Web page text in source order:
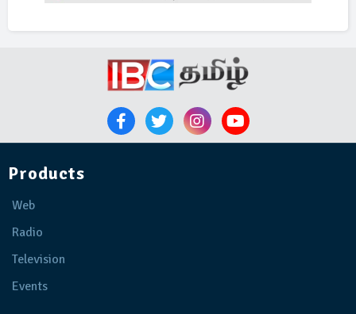
Products
Web
Radio
Television
Events